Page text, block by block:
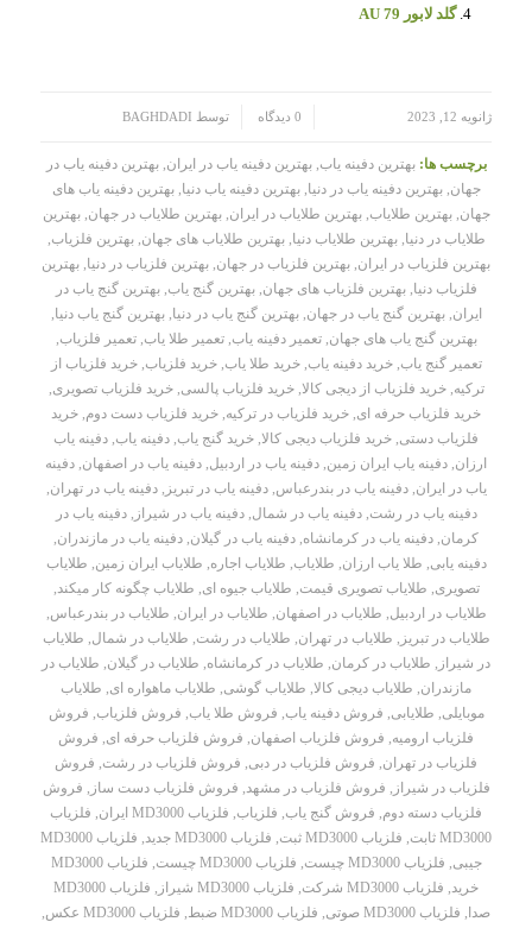
گلد لابور AU 79
ژانویه 12, 2023 0 دیدگاه توسط BAGHDADI
برچسب ها: بهترین دفینه یاب,بهترین دفینه یاب در ایران,بهترین دفینه یاب در
جهان,بهترین دفینه یاب در دنیا,بهترین دفینه یاب دنیا,بهترین دفینه یاب های
جهان,بهترین طلایاب,بهترین طلایاب در ایران,بهترین طلایاب در جهان,بهترین
طلایاب در دنیا,بهترین طلایاب دنیا,بهترین طلایاب های جهان,بهترین فلزیاب,
بهترین فلزیاب در ایران, بهترین فلزیاب در جهان, بهترین فلزیاب در دنیا, بهترین
فلزیاب دنیا,بهترین فلزیاب های جهان,بهترین گنج یاب,بهترین گنج یاب در
ایران,بهترین گنج یاب در جهان,بهترین گنج یاب در دنیا,بهترین گنج یاب دنیا,
بهترین گنج یاب های جهان,تعمیر دفینه یاب,تعمیر طلا یاب,تعمیر فلزیاب,
تعمیر گنج یاب,خرید دفینه یاب,خرید طلا یاب,خرید فلزیاب,خرید فلزیاب از
ترکیه,خرید فلزیاب از دیجی کالا,خرید فلزیاب پالسی,خرید فلزیاب تصویری,
خرید فلزیاب حرفه ای, خرید فلزیاب در ترکیه, خرید فلزیاب دست دوم, خرید
فلزیاب دستی, خرید فلزیاب دیجی کالا, خرید گنج یاب, دفینه یاب, دفینه یاب
ارزان, دفینه یاب ایران زمین, دفینه یاب در اردبیل, دفینه یاب در اصفهان, دفینه
یاب در ایران,دفینه یاب در بندرعباس,دفینه یاب در تبریز ,دفینه یاب در تهران,
دفینه یاب در رشت,دفینه یاب در شمال,دفینه یاب در شیراز ,دفینه یاب در
کرمان, دفینه یاب در کرمانشاه, دفینه یاب در گیلان, دفینه یاب در مازندران,
دفینه یابی, طلا یاب ارزان, طلایاب, طلایاب اجاره, طلایاب ایران زمین, طلایاب
تصویری, طلایاب تصویری قیمت, طلایاب جیوه ای, طلایاب چگونه کار میکند,
طلایاب در اردبیل, طلایاب در اصفهان, طلایاب در ایران, طلایاب در بندرعباس,
طلایاب در تبریز , طلایاب در تهران, طلایاب در رشت, طلایاب در شمال, طلایاب
در شیراز , طلایاب در کرمان, طلایاب در کرمانشاه, طلایاب در گیلان, طلایاب در
مازندران, طلایاب دیجی کالا, طلایاب گوشی, طلایاب ماهواره ای, طلایاب
موبایلی, طلایابی, فروش دفینه یاب, فروش طلا یاب, فروش فلزیاب, فروش
فلزیاب ارومیه, فروش فلزیاب اصفهان, فروش فلزیاب حرفه ای, فروش
فلزیاب در تهران, فروش فلزیاب در دبی, فروش فلزیاب در رشت, فروش
فلزیاب در شیراز , فروش فلزیاب در مشهد, فروش فلزیاب دست ساز , فروش
فلزیاب دسته دوم, فروش گنج یاب, فلزیاب, فلزیاب MD3000 ایران , فلزیاب
MD3000 ثابت
, فلزیاب MD3000 ثبت , فلزیاب MD3000 جدید ,
فلزیاب MD3000
جیبی, فلزیاب MD3000 چيست , فلزیاب MD3000 چیست ,
فلزیاب MD3000
خريد, فلزیاب MD3000 شرکت , فلزیاب MD3000 شیراز ,
فلزیاب MD3000
صدا , فلزیاب MD3000 صوتی , فلزیاب MD3000 ضبط , فلزیاب MD3000 عکس
,